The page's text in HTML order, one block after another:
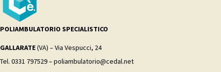
POLIAMBULATORIO SPECIALISTICO
GALLARATE(VA) – Via Vespucci, 24
Tel. 0331 797529 – poliambulatorio@cedal.net